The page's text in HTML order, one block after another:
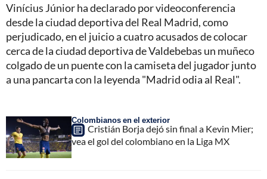
Vinícius Júnior ha declarado por videoconferencia
desde la ciudad deportiva del Real Madrid, como
perjudicado, en el juicio a cuatro acusados de colocar
cerca de la ciudad deportiva de Valdebebas un muñeco
colgado de un puente con la camiseta del jugador junto
a una pancarta con la leyenda "Madrid odia al Real".
Colombianos en el exterior
Cristián Borja dejó sin final a Kevin Mier;
vea el gol del colombiano en la Liga MX